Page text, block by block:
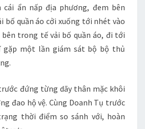
ẩn nấp địa phương, đem bên
bố quần áo cởi xuống tới nhét vào
trong tế vải bố quần áo, đi tới
gặp một lần giám sát bộ bộ thủ
đứng từng dãy thân mặc khôi
đao hộ vệ. Cùng Doanh Tụ trước
thời điểm so sánh với, hoàn